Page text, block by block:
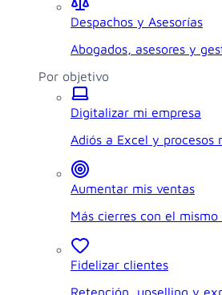
Despachos y Asesorías
Abogados, asesores y
Por objetivo
Digitalizar mi empresa
Adiós a Excel y procesos
Aumentar mis ventas
Más cierres con el mismo
Fidelizar clientes
Retención, upselling y